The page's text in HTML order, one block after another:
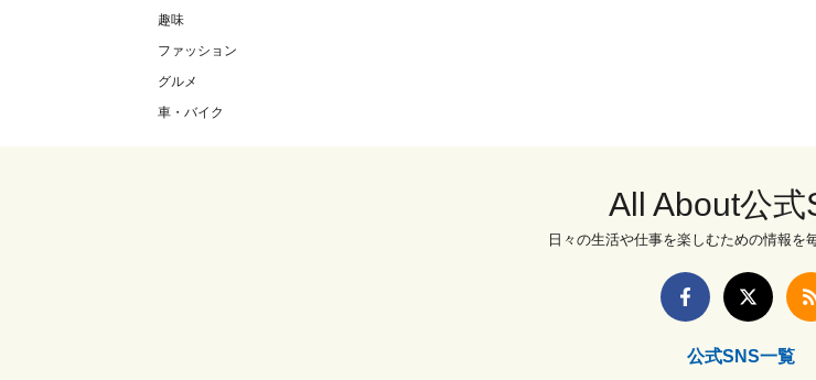
趣味
ファッション
グルメ
車・バイク
All About公式
日々の生活や仕事を楽しむための情報を
公式SNS一覧